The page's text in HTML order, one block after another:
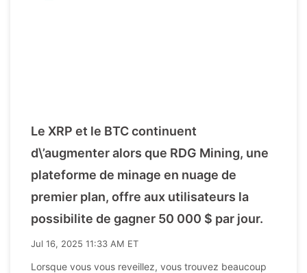
Le XRP et le BTC continuent
d\’augmenter alors que RDG Mining, une
plateforme de minage en nuage de
premier plan, offre aux utilisateurs la
possibilite de gagner 50 000 $ par jour.
Jul 16, 2025 11:33 AM ET
Lorsque vous vous reveillez, vous trouvez beaucoup